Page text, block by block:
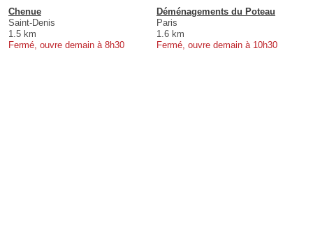
Chenue
Saint-Denis
1.5 km
Fermé, ouvre demain à 8h30
Déménagements du Poteau
Paris
1.6 km
Fermé, ouvre demain à 10h30